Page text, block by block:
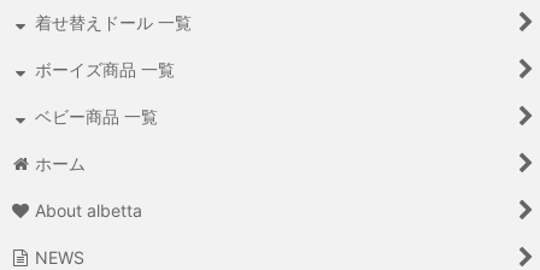
着せ替えドール 一覧
ボーイズ商品 一覧
ベビー商品 一覧
ホーム
About albetta
NEWS